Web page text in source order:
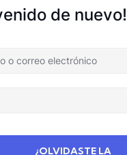
de nuevo!
¿OLVIDASTE LA